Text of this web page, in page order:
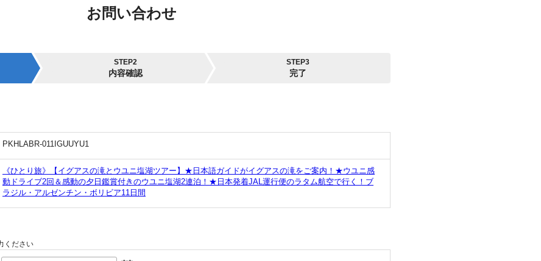
お問い合わせ
STEP2
内容確認
STEP3
完了
PKHLABR-011IGUUYU1
《ひとり旅》【イグアスの滝とウユニ塩湖ツアー】★日本語ガイドがイグアスの滝をご案内！★ウユニ感
動ドライブ2回＆感動の夕日鑑賞付きのウユニ塩湖2連泊！★日本発着JAL運行便のラタム航空で行く！ブ
ラジル・アルゼンチン・ボリビア11日間
ください